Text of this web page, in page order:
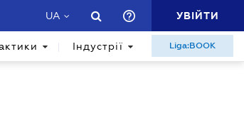
UA УВІЙТИ
Індустрії Liga:BOOK